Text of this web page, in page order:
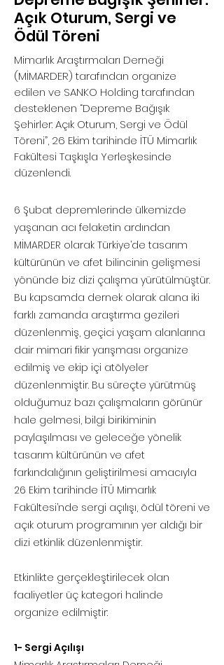
Açık Oturum, Sergi ve
Ödül Töreni
Mimarlık Araştırmaları Derneği
(MİMARDER) tarafından organize
edilen ve SANKO Holding tarafından
desteklenen “Depreme Bağışık
Şehirler: Açık Oturum, Sergi ve Ödül
Töreni”, 26 Ekim tarihinde İTÜ Mimarlık
Fakültesi Taşkışla Yerleşkesinde
düzenlendi.
6 Şubat depremlerinde ülkemizde
yaşanan acı felaketin ardından
MİMARDER olarak Türkiye’de tasarım
kültürünün ve afet bilincinin gelişmesi
yönünde biz dizi çalışma yürütülmüştür.
Bu kapsamda dernek olarak alana iki
farklı zamanda araştırma gezileri
düzenlenmiş, geçici yaşam alanlarına
dair mimari fikir yarışması organize
edilmiş ve ekip içi atölyeler
düzenlenmiştir. Bu süreçte yürütmüş
olduğumuz bazı çalışmaların görünür
hale gelmesi, bilgi birikiminin
paylaşılması ve geleceğe yönelik
tasarım kültürünün ve afet
farkındalığının geliştirilmesi amacıyla
26 Ekim tarihinde İTÜ Mimarlık
Fakültesi’nde sergi açılışı, ödül töreni ve
açık oturum programının yer aldığı bir
dizi etkinlik düzenlenmiştir.
Etkinlikte gerçekleştirilecek olan
faaliyetler üç kategori halinde
organize edilmiştir:
1- Sergi Açılışı